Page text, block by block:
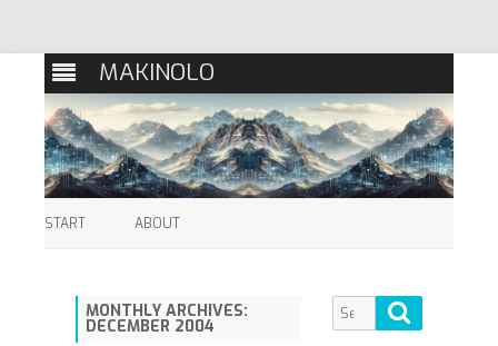
MAKINOLO
START ABOUT
MONTHLY ARCHIVES:
DECEMBER 2004
Search
for: